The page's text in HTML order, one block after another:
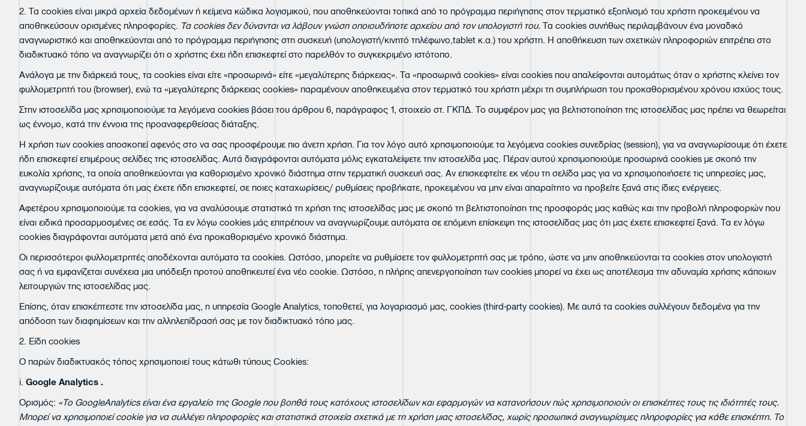
2. Τα cookies είναι μικρά αρχεία δεδομένων ή κείμενα κώδικα λογισμικού, που αποθηκεύονται τοπικά από το πρόγραμμα περιήγησης στον τερματικό εξοπλισμό του χρήστη προκειμένου να
αποθηκεύσουν ορισμένες πληροφορίες.
Τα cookies δεν δύνανται να λάβουν γνώση οποιουδήποτε αρχείου από τον υπολογιστή του. Τα cookies συνήθως περιλαμβάνουν ένα μοναδικό
αναγνωριστικό και αποθηκεύονται από το πρόγραμμα περιήγησης στη συσκευή (υπολογιστή/κινητό τηλέφωνο,tablet κ.α.) του χρήστη. Η αποθήκευση των σχετικών πληροφοριών επιτρέπει στο
διαδικτυακό τόπο να αναγνωρίζει ότι ο χρήστης έχει ήδη επισκεφτεί στο παρελθόν το συγκεκριμένο ιστότοπο.
Ανάλογα με την διάρκειά τους, τα cookies είναι είτε «προσωρινά» είτε «μεγαλύτερης διάρκειας». Τα «προσωρινά cookies» είναι cookies που απαλείφονται αυτομάτως όταν ο χρήστης κλείνει τον
φυλλομετρητή του (browser), ενώ τα «μεγαλύτερης διάρκειας cookies» παραμένουν αποθηκευμένα στον τερματικό του χρήστη μέχρι τη συμπλήρωση του προκαθορισμένου χρόνου ισχύος τους.
Στην ιστοσελίδα μας χρησιμοποιούμε τα λεγόμενα cookies βάσει του άρθρου 6, παράγραφος 1, στοιχείο στ. ΓΚΠΔ. Το συμφέρον μας για βελτιστοποίηση της ιστοσελίδας μας πρέπει να θεωρείται
ως έννομο, κατά την έννοια της προαναφερθείσας διάταξης.
Η χρήση των cookies αποσκοπεί αφενός στο να σας προσφέρουμε πιο άνετη χρήση. Για τον λόγο αυτό χρησιμοποιούμε τα λεγόμενα cookies συνεδρίας (session), για να αναγνωρίσουμε ότι έχετε
ήδη επισκεφτεί επιμέρους σελίδες της ιστοσελίδας. Αυτά διαγράφονται αυτόματα μόλις εγκαταλείψετε την ιστοσελίδα μας. Πέραν αυτού χρησιμοποιούμε προσωρινά cookies με σκοπό την
ευκολία χρήσης, τα οποία αποθηκεύονται για καθορισμένο χρονικό διάστημα στην τερματική συσκευή σας. Αν επισκεφτείτε εκ νέου τη σελίδα μας για να χρησιμοποιήσετε τις υπηρεσίες μας,
αναγνωρίζουμε αυτόματα ότι μας έχετε ήδη επισκεφτεί, σε ποιες καταχωρίσεις/ ρυθμίσεις προβήκατε, προκειμένου να μην είναι απαραίτητο να προβείτε ξανά στις ίδιες ενέργειες.
Αφετέρου χρησιμοποιούμε τα cookies, για να αναλύσουμε στατιστικά τη χρήση της ιστοσελίδας μας με σκοπό τη βελτιστοποίηση της προσφοράς μας καθώς και την προβολή πληροφοριών που
είναι ειδικά προσαρμοσμένες σε εσάς. Τα εν λόγω cookies μάς επιτρέπουν να αναγνωρίζουμε αυτόματα σε επόμενη επίσκεψη της ιστοσελίδας μας ότι μας έχετε επισκεφτεί ξανά. Τα εν λόγω
cookies διαγράφονται αυτόματα μετά από ένα προκαθορισμένο χρονικό διάστημα.
Οι περισσότεροι φυλλομετρητές αποδέχονται αυτόματα τα cookies. Ωστόσο, μπορείτε να ρυθμίσετε τον φυλλομετρητή σας με τρόπο, ώστε να μην αποθηκεύονται τα cookies στον υπολογιστή
σας ή να εμφανίζεται συνέχεια μια υπόδειξη προτού αποθηκευτεί ένα νέο cookie. Ωστόσο, η πλήρης απενεργοποίηση των cookies μπορεί να έχει ως αποτέλεσμα την αδυναμία χρήσης κάποιων
λειτουργιών της ιστοσελίδας μας.
Επίσης, όταν επισκέπτεστε την ιστοσελίδα μας, η υπηρεσία Google Analytics, τοποθετεί, για λογαριασμό μας, cookies (third-party cookies). Με αυτά τα cookies συλλέγουν δεδομένα για την
απόδοση των διαφημίσεων και την αλληλεπίδρασή σας με τον διαδικτυακό τόπο μας.
2. Είδη cookies
Ο παρών διαδικτυακός τόπος χρησιμοποιεί τους κάτωθι τύπους Cookies:
i. Google Analytics .
Ορισμός: «Το GoogleAnalytics είναι ένα εργαλείο της Google που βοηθά τους κατόχους ιστοσελίδων και εφαρμογών να κατανοήσουν πώς χρησιμοποιούν οι επισκέπτες τους τις ιδιότητές τους.
Μπορεί να χρησιμοποιείcookie για να συλλέγει πληροφορίες και στατιστικά στοιχεία σχετικά με τη χρήση μιας ιστοσελίδας, χωρίς προσωπικά αναγνωρίσιμες πληροφορίες για κάθε επισκέπτη. Το